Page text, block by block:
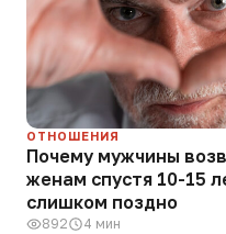
ОТНОШЕНИЯ
Почему мужчины
женам спустя 10-15
слишком поздно
892 4 мин